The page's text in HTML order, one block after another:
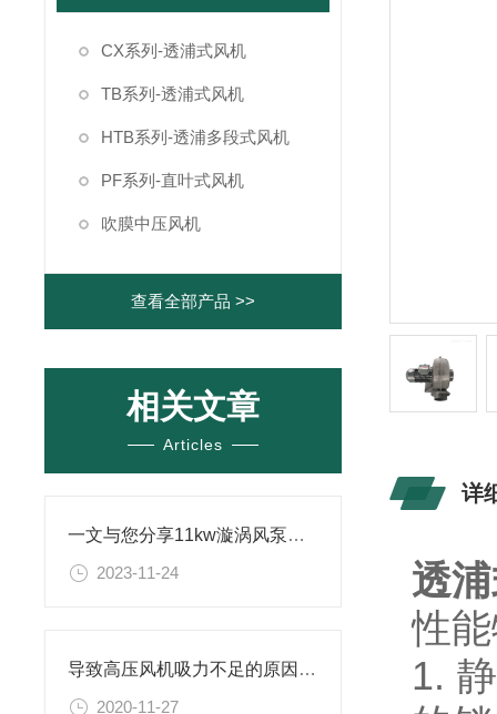
CX系列-透浦式风机
TB系列-透浦式风机
HTB系列-透浦多段式风机
PF系列-直叶式风机
吹膜中压风机
查看全部产品 >>
相关文章
Articles
一文与您分享11kw漩涡风泵的常见故障相应解决方法
2023-11-24
导致高压风机吸力不足的原因，如何解决？
2020-11-27
详
透
性
1.